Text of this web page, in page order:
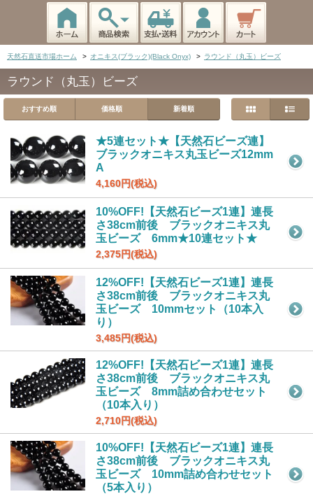
天然石直送市場ホーム > オニキス(ブラック)(Black Onyx) > ラウンド（丸玉）ビーズ
ラウンド（丸玉）ビーズ
おすすめ順 価格順 新着順
★5連セット★【天然石ビーズ連】
ブラックオニキス丸玉ビーズ12mm
A
4,160円(税込)
10%OFF!【天然石ビーズ1連】連長
さ38cm前後 ブラックオニキス丸
玉ビーズ 6mm★10連セット★
2,375円(税込)
12%OFF!【天然石ビーズ1連】連長
さ38cm前後 ブラックオニキス丸
玉ビーズ 10mmセット（10本入
り）
3,485円(税込)
12%OFF!【天然石ビーズ1連】連長
さ38cm前後 ブラックオニキス丸
玉ビーズ 8mm詰め合わせセット
（10本入り）
2,710円(税込)
10%OFF!【天然石ビーズ1連】連長
さ38cm前後 ブラックオニキス丸
玉ビーズ 10mm詰め合わせセット
（5本入り）